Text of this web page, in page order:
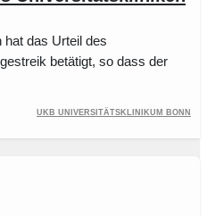
hat das Urteil des
betätigt, so dass der
UKB Universitätsklinikum Bonn